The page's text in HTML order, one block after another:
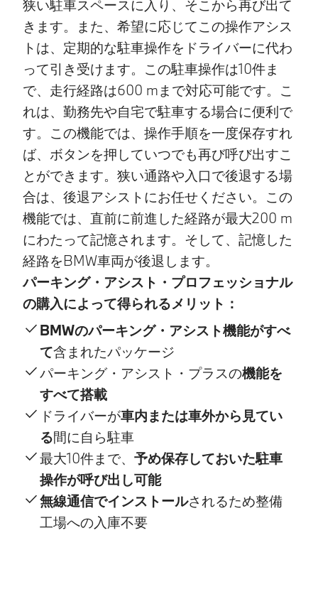
狭い駐車スペースに入り、そこから再び出て
きます。また、希望に応じてこの操作アシス
トは、定期的な駐車操作をドライバーに代わ
って引き受けます。この駐車操作は10件ま
で、走行経路は600 mまで対応可能です。こ
れは、勤務先や自宅で駐車する場合に便利で
す。この機能では、操作手順を一度保存すれ
ば、ボタンを押していつでも再び呼び出すこ
とができます。狭い通路や入口で後退する場
合は、後退アシストにお任せください。この
機能では、直前に前進した経路が最大200 m
にわたって記憶されます。そして、記憶した
経路をBMW車両が後退します。
パーキング・アシスト・プロフェッショナル
の購入によって得られるメリット：
BMWのパーキング・アシスト機能がすべ
て含まれたパッケージ
パーキング・アシスト・プラスの機能を
すべて搭載
ドライバーが車内または車外から見てい
る間に自ら駐車
最大10件まで、 予め保存しておいた駐車
操作が呼び出し可能
無線通信でインストールされるため整備
工場への入庫不要